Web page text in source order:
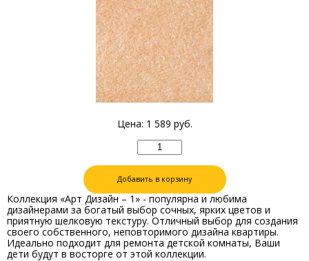
Цена: 1 589 руб.
Добавить в корзину
Коллекция «Арт Дизайн – 1» - популярна и любима
дизайнерами за богатый выбор сочных, ярких цветов и
приятную шелковую текстуру. Отличный выбор для создания
своего собственного, неповторимого дизайна квартиры.
Идеально подходит для ремонта детской комнаты, Ваши
дети будут в восторге от этой коллекции.